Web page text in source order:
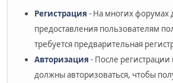
Регистрация - На многих форумах
предоставления пользователям
требуется предварительная
Авторизация - После регистрации
должны авторизоваться, чтобы